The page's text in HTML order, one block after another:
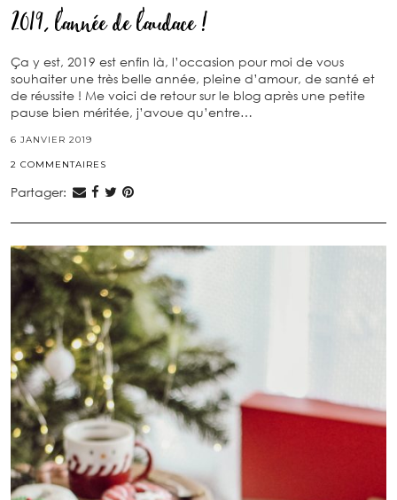
2019, l’année de l’audace !
Ça y est, 2019 est enfin là, l’occasion pour moi de vous
souhaiter une très belle année, pleine d’amour, de santé et
de réussite ! Me voici de retour sur le blog après une petite
pause bien méritée, j’avoue qu’entre…
6 JANVIER 2019
2 COMMENTAIRES
Partager: